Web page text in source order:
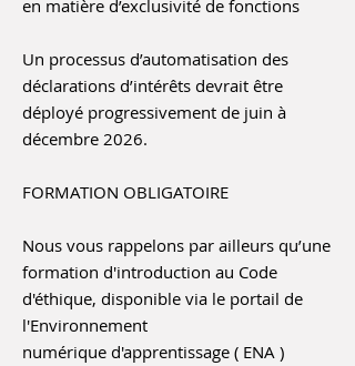
en matière d’exclusivité de fonctions
Un processus d’automatisation des
déclarations d’intérêts devrait être
déployé progressivement de juin à
décembre 2026.
FORMATION OBLIGATOIRE
Nous vous rappelons par ailleurs qu’une
formation d'introduction au Code
d'éthique, disponible via le portail de
l'Environnement
numérique d'apprentissage ( ENA )